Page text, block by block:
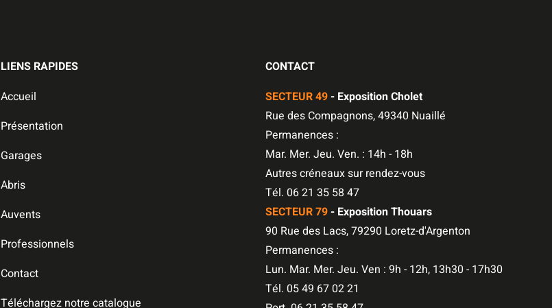
LIENS RAPIDES
Accueil
Présentation
Garages
Abris
Auvents
Professionnels
Contact
Téléchargez notre catalogue
CONTACT
SECTEUR 49- Exposition Cholet
Rue des Compagnons, 49340 Nuaillé
Permanences :
Mar. Mer. Jeu. Ven. : 14h - 18h
Autres créneaux sur rendez-vous
Tél. 06 21 35 58 47
SECTEUR 79- Exposition Thouars
90 Rue des Lacs, 79290 Loretz-d'Argenton
Permanences :
Lun. Mar. Mer. Jeu. Ven : 9h - 12h, 13h30 - 17h30
Tél. 05 49 67 02 21